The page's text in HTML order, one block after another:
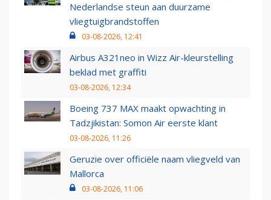
Nederlandse steun aan duurzame
vliegtuigbrandstoffen
03-08-2026, 12:41
Airbus A321neo in Wizz Air-kleurstelling
beklad met graffiti
03-08-2026, 12:34
Boeing 737 MAX maakt opwachting in
Tadzjikistan: Somon Air eerste klant
03-08-2026, 11:26
Geruzie over officiële naam vliegveld van
Mallorca
03-08-2026, 11:06